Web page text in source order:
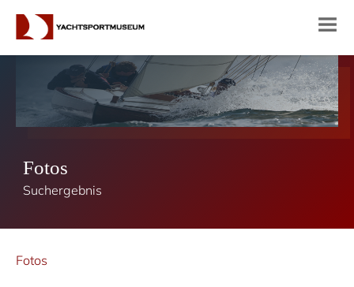
Fotos
Suchergebnis
Fotos